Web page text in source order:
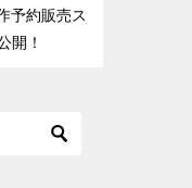
予約販売ス
開！